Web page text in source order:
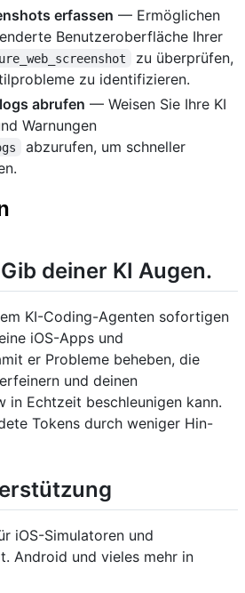
erfassen — Ermöglichen
Benutzeroberfläche Ihrer
zu überprüfen,
zu identifizieren.
abrufen — Weisen Sie Ihre KI
Warnungen
abzurufen, um schneller
deiner KI Augen.
KI-Coding-Agenten sofortigen
iOS-Apps und
er Probleme beheben, die
und deinen
in Echtzeit beschleunigen kann.
Tokens durch weniger Hin-
iOS-Simulatoren und
Android und vieles mehr in